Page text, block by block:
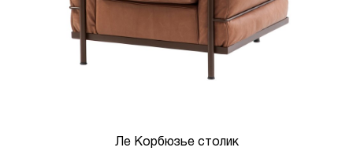
Ле Корбюзье столик